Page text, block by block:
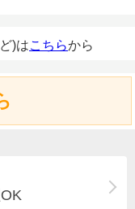
)はこちらから